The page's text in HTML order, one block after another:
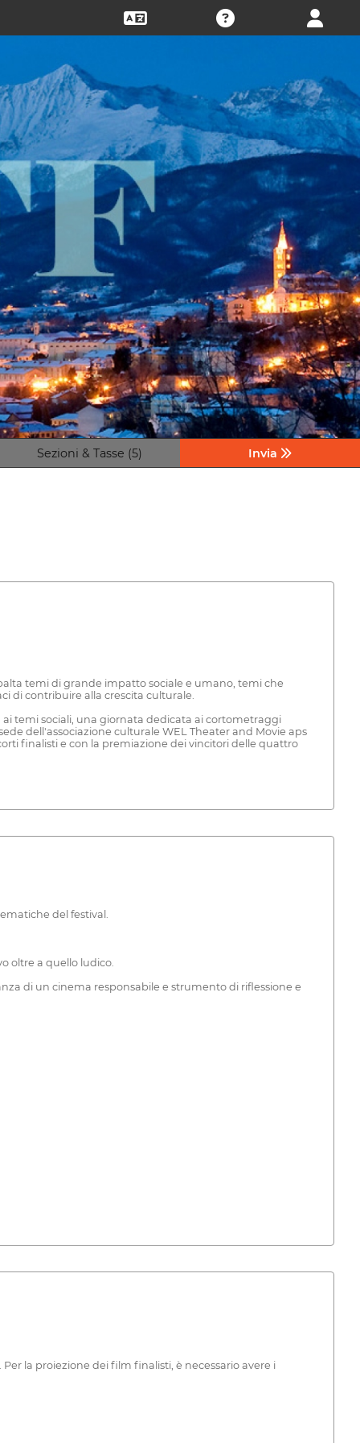
Sezioni & Tasse (5) Invia
temi di grande impatto sociale e umano, temi che
di contribuire alla crescita culturale.
temi sociali, una giornata dedicata ai cortometraggi
dell'associazione culturale WEL Theater and Movie aps
finalisti e con la premiazione dei vincitori delle quattro
del festival.
oltre a quello ludico.
di un cinema responsabile e strumento di riflessione e
la proiezione dei film finalisti, è necessario avere i